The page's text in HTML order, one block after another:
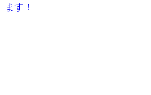
ます！